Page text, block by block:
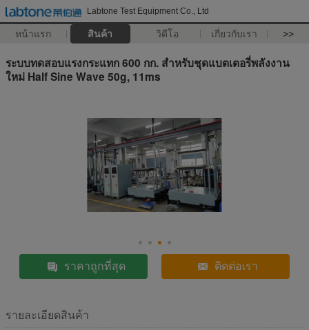
Labtone Test Equipment Co., Ltd
หน้าแรก สินค้า วิดีโอ เกี่ยวกับเรา >>
ระบบทดสอบแรงกระแทก 600 กก. สำหรับชุดแบตเตอรี่พลังงาน
ใหม่ Half Sine Wave 50g, 11ms
ราคาถูกที่สุด ติดต่อเรา
รายละเอียดสินค้า